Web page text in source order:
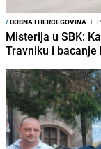
/BOSNA I HERCEGOVINA I
Misterija u SBK:
Travniku i